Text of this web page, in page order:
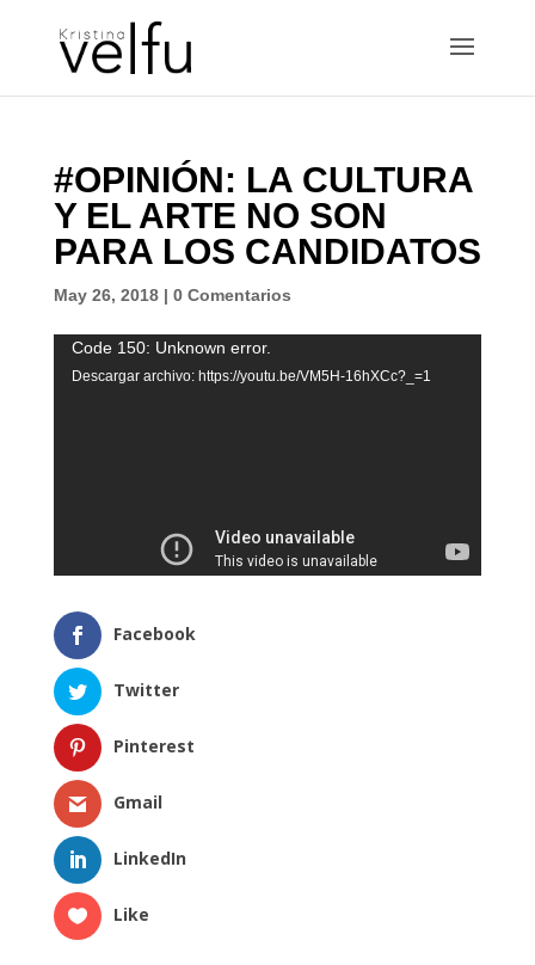
#OPINIÓN: LA CULTURA
Y EL ARTE NO SON
PARA LOS CANDIDATOS
May 26, 2018| 0 Comentarios
Reproductor
de
Code 150: Unknown error.
Descargar archivo: https://youtu.be/VM5H-16hXCc?_=1
Facebook
Twitter
Pinterest
Gmail
LinkedIn
Like